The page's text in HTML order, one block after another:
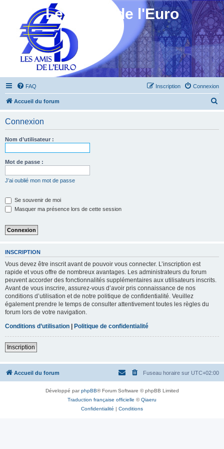
Les Amis de l'Euro
FAQ Connexion
Inscription
Accueil du forum
Connexion
Nom d’utilisateur :
Mot de passe :
J’ai oublié mon mot de passe
Se souvenir de moi
Masquer ma présence lors de cette session
INSCRIPTION
Vous devez être inscrit avant de pouvoir vous connecter. L’inscription est
rapide et vous offre de nombreux avantages. Les administrateurs du forum
peuvent accorder des fonctionnalités supplémentaires aux utilisateurs inscrits.
Avant de vous inscrire, assurez-vous d’avoir pris connaissance de nos
conditions d’utilisation et de notre politique de confidentialité. Veuillez
également prendre le temps de consulter attentivement toutes les règles du
forum lors de votre navigation.
Conditions d’utilisation | Politique de confidentialité
Inscription
Accueil du forum Fuseau horaire sur UTC+02:00
Développé parphpBB® Forum Software © phpBB Limited
Traduction française officielle ©Qiaeru
Confidentialité | Conditions